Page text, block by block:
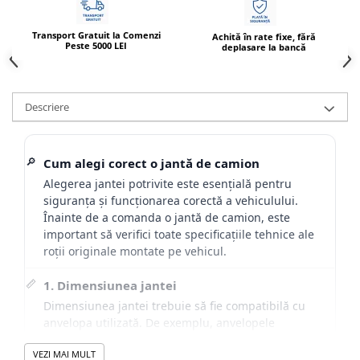
Transport Gratuit la Comenzi
Peste 5000 LEI
Achită în rate fixe, fără
deplasare la bancă
Descriere
🔎 Cum alegi corect o jantă de camion
Alegerea jantei potrivite este esențială pentru
siguranța și funcționarea corectă a vehiculului.
Înainte de a comanda o jantă de camion, este
important să verifici toate specificațiile tehnice ale
roții originale montate pe vehicul.
📏 1. Dimensiunea jantei
Dimensiunea jantei trebuie să fie compatibilă cu
anvelopa utilizată. De exemplu, anvelopele
9.00x22.5.
VEZI MAI MULT